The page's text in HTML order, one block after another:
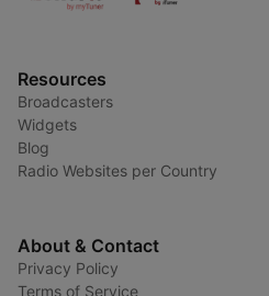
Resources
Broadcasters
Widgets
Blog
Radio Websites per Country
About & Contact
Privacy Policy
Terms of Service